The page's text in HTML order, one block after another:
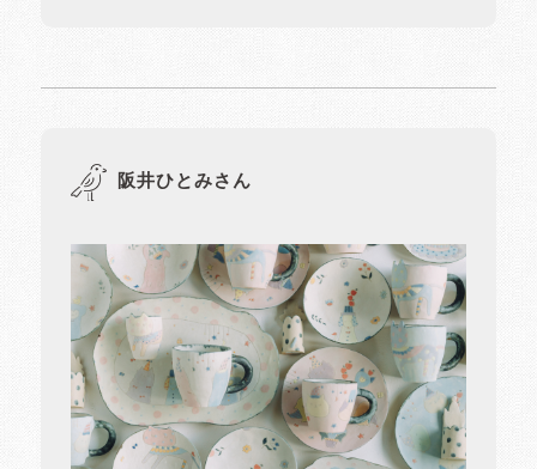
阪井ひとみさん